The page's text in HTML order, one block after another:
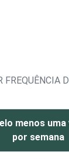
menos uma
por semana